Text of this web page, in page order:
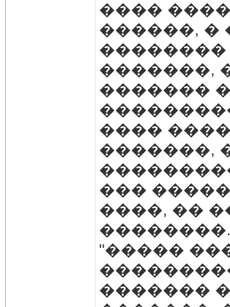
����
������, �
�������,
�������
����
�������,
���
����, ��
"�����
�������